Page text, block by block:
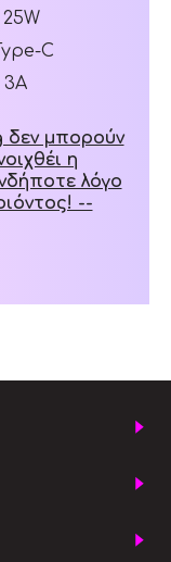
C
δεν μπορούν
η
λόγο
--